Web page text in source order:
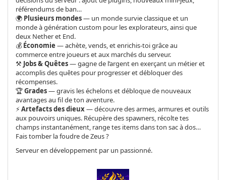
référendums de ban…
🌍 Plusieurs mondes— un monde survie classique et un
monde à génération custom pour les explorateurs, ainsi que
deux Nether et End.
💰 Économie — achète, vends, et enrichis-toi grâce au
commerce entre joueurs et aux marchés du serveur.
⚒️ Jobs & Quêtes— gagne de l’argent en exerçant un métier et
accomplis des quêtes pour progresser et débloquer des
récompenses.
🏆Grades— gravis les échelons et débloque de nouveaux
avantages au fil de ton aventure.
⚡Artefacts des dieux— découvre des armes, armures et outils
aux pouvoirs uniques. Récupère des spawners, récolte tes
champs instantanément, range tes items dans ton sac à dos…
Fais tomber la foudre de Zeus ?
Serveur en développement par un passionné.